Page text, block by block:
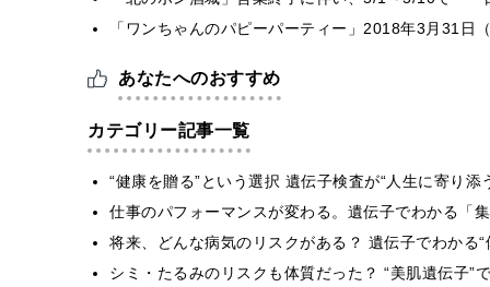
「ワンちゃんのパピーパーティー」2018年3月31日
あなたへのおすすめ
カテゴリー記事一覧
“健康を贈る”という選択 遺伝子検査が“人生に寄り添
仕事のパフォーマンスが変わる。遺伝子でわかる「
将来、どんな病気のリスクがある？ 遺伝子でわかる
シミ・たるみのリスクも体質だった？ “美肌遺伝子”